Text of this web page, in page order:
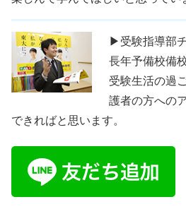
▶受験指導部
長年予備校備
受験生活の過
護者の方への
できればと思います。